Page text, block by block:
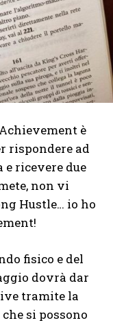
è
rispondere ad
e ricevere due
non vi
Hustle… io ho
fisico e del
dovrà dar
tramite la
si possono